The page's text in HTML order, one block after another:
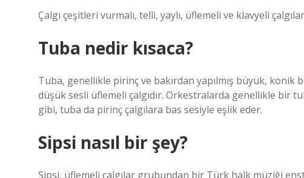
Çalgı çeşitleri vurmalı, telli, yaylı, üflemeli ve klavyeli
Tuba nedir kısaca?
Tuba, genellikle pirinç ve bakırdan yapılmış büyük,
düşük sesli üflemeli çalgıdır. Orkestralarda genellikle bir
gibi, tuba da pirinç çalgılara bas sesiyle eşlik eder.
Sipsi nasıl bir şey?
Sipsi, üflemeli çalgılar grubundan bir Türk halk müziği